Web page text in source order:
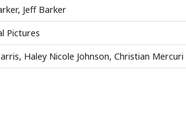
Jeff Barker
Pictures
Haley Nicole Johnson, Christian Mercuri